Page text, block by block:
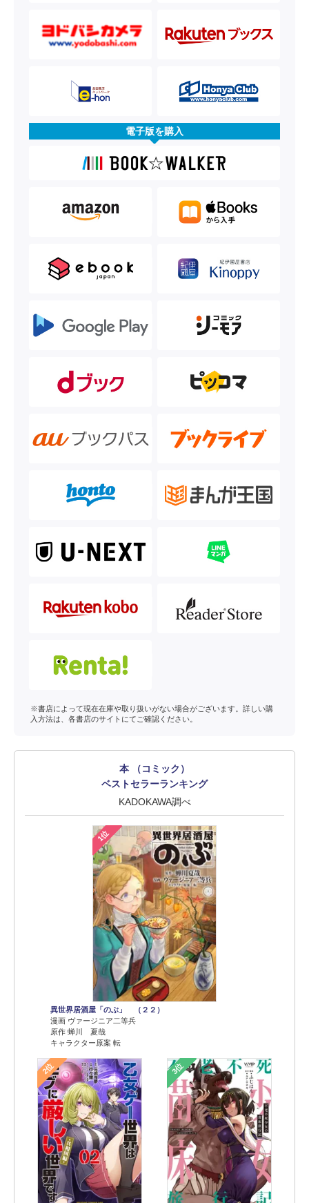
電子版を購入
※書店によって現在在庫や取り扱いがない場合がございます。詳しい購
入方法は、各書店のサイトにてご確認ください。
本 （コミック）
ベストセラーランキング
KADOKAWA調べ
1位
異世界居酒屋「のぶ」 （２２）
漫画 ヴァージニア二等兵
原作 蝉川 夏哉
キャラクター原案 転
2位 3位